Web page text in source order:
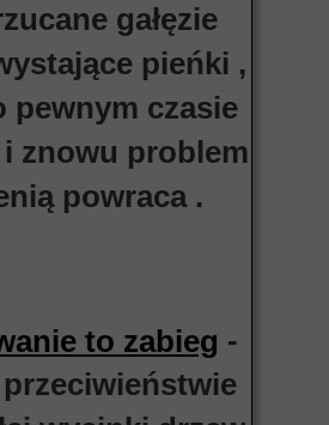
gałęzie
pieńki ,
pewnym czasie
znowu problem
powraca .
to zabieg -